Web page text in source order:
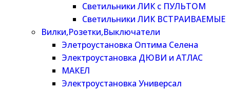
Светильники ЛИК с ПУЛЬТОМ
Светильники ЛИК ВСТРАИВАЕМЫЕ
Вилки,Розетки,Выключатели
Элетроустановка Оптима Селена
Электроустановка ДЮВИ и АТЛАС
МАКЕЛ
Электроустановка Универсал